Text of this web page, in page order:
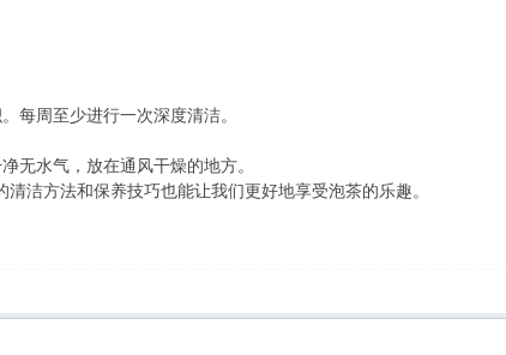
每周至少进行一次深度清洁。
无水气，放在通风干燥的地方。
洁方法和保养技巧也能让我们更好地享受泡茶的乐趣。